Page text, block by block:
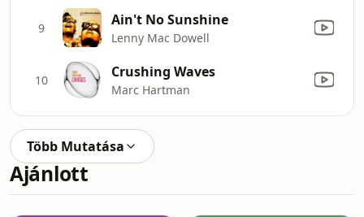
9 Ain't No Sunshine
Lenny Mac Dowell
10 Crushing Waves
Marc Hartman
Több Mutatása
Ajánlott